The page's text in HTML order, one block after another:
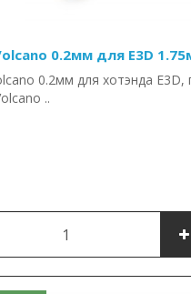
0.2мм для E3D
0.2мм для хотэнда E3D,
..